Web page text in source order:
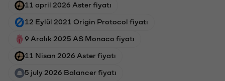
11 april 2026 Aster fiyatı
12 Eylül 2021 Origin Protocol fiyatı
9 Aralık 2025 AS Monaco fiyatı
11 Nisan 2026 Aster fiyatı
5 july 2026 Balancer fiyatı